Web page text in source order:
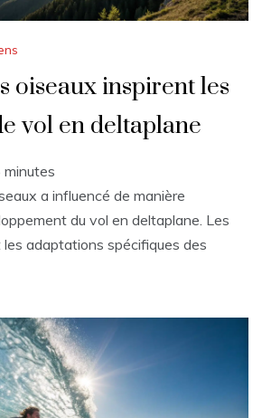
oiseaux inspirent les
vol en deltaplane
minutes
a influencé de manière
du vol en deltaplane. Les
adaptations spécifiques des